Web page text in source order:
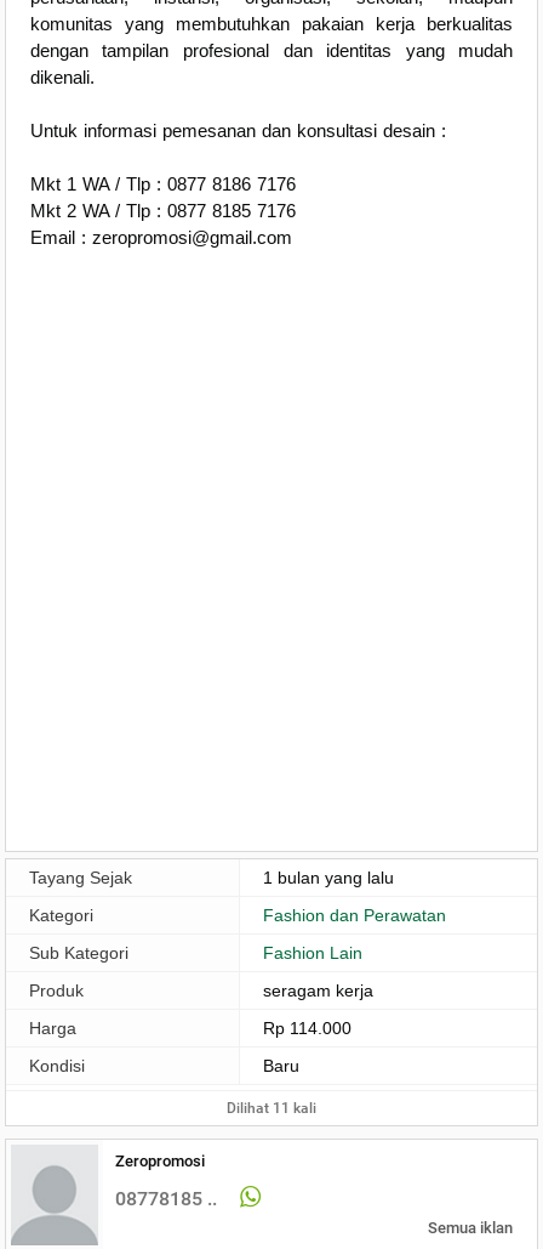
komunitas yang membutuhkan pakaian kerja berkualitas
dengan tampilan profesional dan identitas yang mudah
dikenali.
Untuk informasi pemesanan dan konsultasi desain :
Mkt 1 WA / Tlp : 0877 8186 7176
Mkt 2 WA / Tlp : 0877 8185 7176
Email : zeropromosi@gmail.com
Tayang Sejak
1 bulan yang lalu
Kategori
Fashion dan Perawatan
Sub Kategori
Fashion Lain
Produk
seragam kerja
Harga
Rp 114.000
Kondisi
Baru
Dilihat 11 kali
Zeropromosi
08778185 ..
Semua iklan